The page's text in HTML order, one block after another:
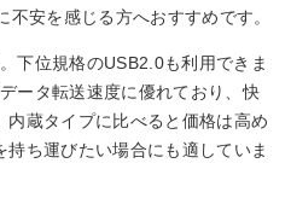
安を感じる方へおすすめです。
下位規格のUSB2.0も利用できま
ータ転送速度に優れており、快
蔵タイプに比べると価格は高め
ち運びたい場合にも適していま